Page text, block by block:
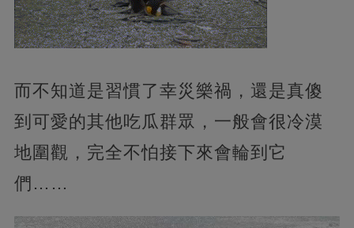
而不知道是習慣了幸災樂禍，還是真傻
到可愛的其他吃瓜群眾，一般會很冷漠
地圍觀，完全不怕接下來會輪到它
們……